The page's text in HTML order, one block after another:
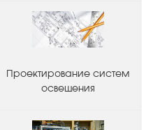
Проектирование систем
освещения